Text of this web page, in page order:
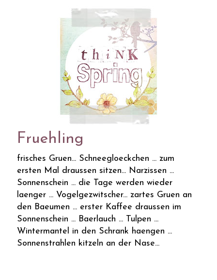
Fruehling
frisches Gruen... Schneegloeckchen ... zum
ersten Mal draussen sitzen... Narzissen ...
Sonnenschein ... die Tage werden wieder
laenger ... Vogelgezwitscher... zartes Gruen an
den Baeumen ... erster Kaffee draussen im
Sonnenschein ... Baerlauch ... Tulpen ...
Wintermantel in den Schrank haengen ...
Sonnenstrahlen kitzeln an der Nase...